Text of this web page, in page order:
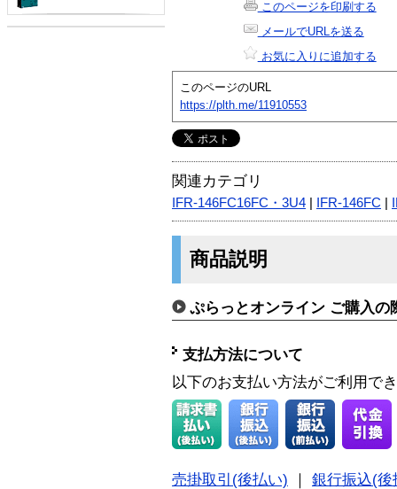
このページを印刷する
メールでURLを送る
お気に入りに追加する
このページのURL
https://plth.me/11910553
関連カテゴリ
IFR-146FC16FC・3U4 IFR-146FC
商品説明
ぷらっとオンライン ご購入の
支払方法について
以下のお支払い方法がご利用で
売掛取引(後払い)
銀行振込(後